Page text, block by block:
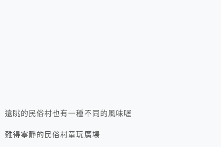
遠眺的民俗村也有一種不同的風味喔
難得寧靜的民俗村童玩廣場